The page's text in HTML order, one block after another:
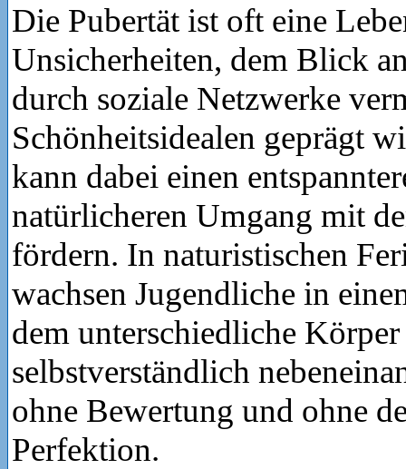
Die Pubertät ist oft eine
Unsicherheiten, dem Blick
durch soziale Netzwerke
Schönheitsidealen geprägt
kann dabei einen
natürlicheren Umgang mit
fördern. In naturistischen
wachsen Jugendliche in
dem unterschiedliche Körper
selbstverständlich
ohne Bewertung und ohne
Perfektion.